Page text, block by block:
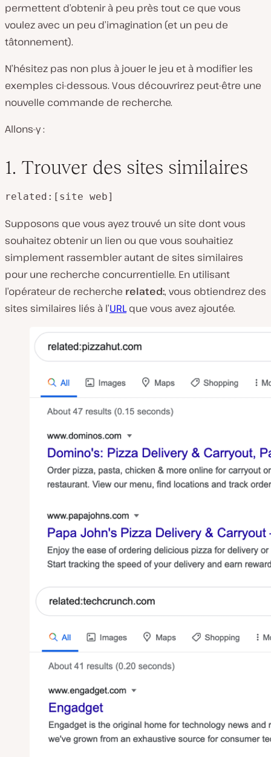
permettent d’obtenir à peu près tout ce que vous
voulez avec un peu d’imagination (et un peu de
tâtonnement).
N’hésitez pas non plus à jouer le jeu et à modifier les
exemples ci-dessous. Vous découvrirez peut-être une
nouvelle commande de recherche.
Allons-y :
1. Trouver des sites similaires
related:[site web]
Supposons que vous ayez trouvé un site dont vous
souhaitez obtenir un lien ou que vous souhaitiez
simplement rassembler autant de sites similaires
pour une recherche concurrentielle. En utilisant
l’opérateur de recherche related:, vous obtiendrez des
sites similaires liés à l’URLque vous avez ajoutée.